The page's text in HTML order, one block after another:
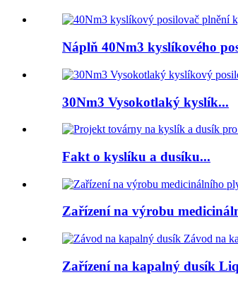
Náplň 40Nm3 kyslíkového
30Nm3 Vysokotlaký kyslík...
Fakt o kyslíku a dusíku...
Zařízení na výrobu
Zařízení na kapalný dusík